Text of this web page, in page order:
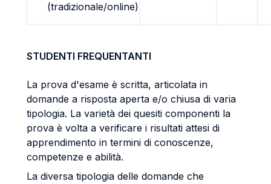
(tradizionale/online)
STUDENTI FREQUENTANTI
La prova d'esame è scritta, articolata in
domande a risposta aperta e/o chiusa di varia
tipologia. La varietà dei quesiti componenti la
prova è volta a verificare i risultati attesi di
apprendimento in termini di conoscenze,
competenze e abilità.
La diversa tipologia delle domande che